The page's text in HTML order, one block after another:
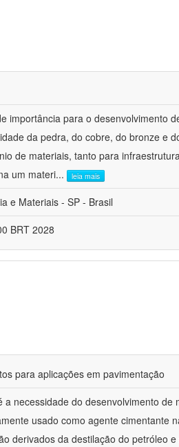
importância para o desenvolvimento
da pedra, do cobre, do bronze e
de materiais, tanto para
um materi... leia mais
e Materiais - SP - Brasil
BRT 2028
para aplicações em pavimentação
necessidade do desenvolvimento de
usado como agente cimentante
derivados da destilação do petróleo